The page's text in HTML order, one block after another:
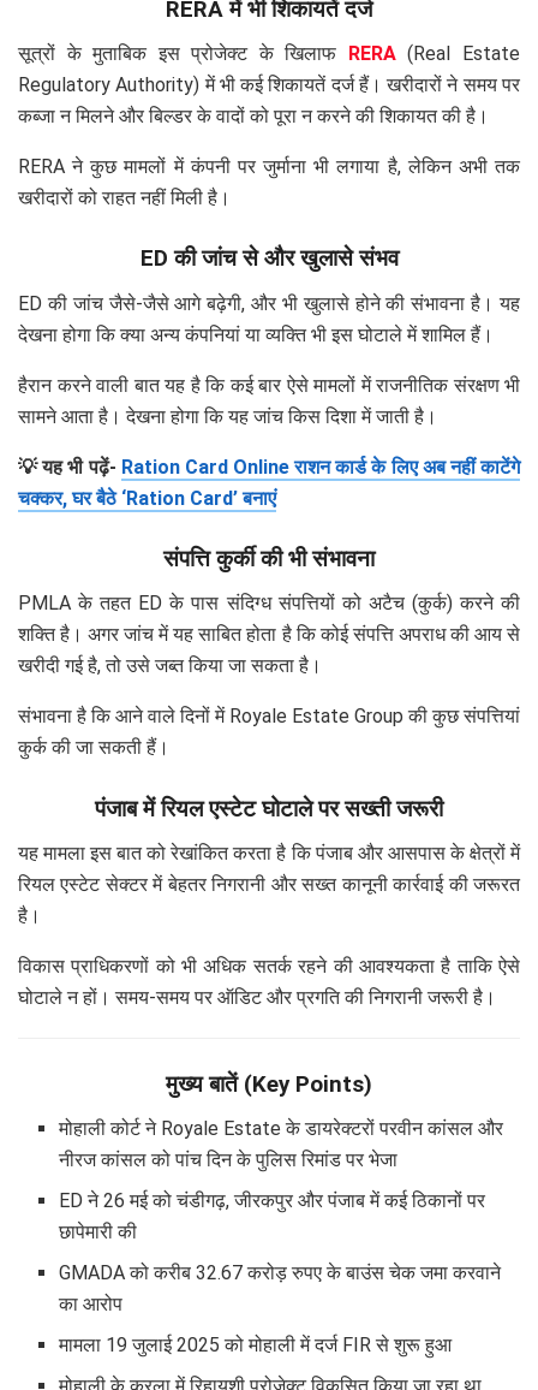
RERA में भी शिकायतें दर्ज
सूत्रों के मुताबिक इस प्रोजेक्ट के खिलाफ RERA(Real Estate
Regulatory Authority) में भी कई शिकायतें दर्ज हैं। खरीदारों ने समय पर
कब्जा न मिलने और बिल्डर के वादों को पूरा न करने की शिकायत की है।
RERA ने कुछ मामलों में कंपनी पर जुर्माना भी लगाया है, लेकिन अभी तक
खरीदारों को राहत नहीं मिली है।
ED की जांच से और खुलासे संभव
ED की जांच जैसे-जैसे आगे बढ़ेगी, और भी खुलासे होने की संभावना है। यह
देखना होगा कि क्या अन्य कंपनियां या व्यक्ति भी इस घोटाले में शामिल हैं।
हैरान करने वाली बात यह है कि कई बार ऐसे मामलों में राजनीतिक संरक्षण भी
सामने आता है। देखना होगा कि यह जांच किस दिशा में जाती है।
💡 यह भी पढ़ें- Ration Card Online राशन कार्ड के लिए अब नहीं काटेंगे
चक्कर, घर बैठे ‘Ration Card’ बनाएं
संपत्ति कुर्की की भी संभावना
PMLA के तहत ED के पास संदिग्ध संपत्तियों को अटैच (कुर्क) करने की
शक्ति है। अगर जांच में यह साबित होता है कि कोई संपत्ति अपराध की आय से
खरीदी गई है, तो उसे जब्त किया जा सकता है।
संभावना है कि आने वाले दिनों में Royale Estate Group की कुछ संपत्तियां
कुर्क की जा सकती हैं।
पंजाब में रियल एस्टेट घोटाले पर सख्ती जरूरी
यह मामला इस बात को रेखांकित करता है कि पंजाब और आसपास के क्षेत्रों में
रियल एस्टेट सेक्टर में बेहतर निगरानी और सख्त कानूनी कार्रवाई की जरूरत
है।
विकास प्राधिकरणों को भी अधिक सतर्क रहने की आवश्यकता है ताकि ऐसे
घोटाले न हों। समय-समय पर ऑडिट और प्रगति की निगरानी जरूरी है।
मुख्य बातें (Key Points)
मोहाली कोर्ट ने Royale Estate के डायरेक्टरों परवीन कांसल और
नीरज कांसल को पांच दिन के पुलिस रिमांड पर भेजा
ED ने 26 मई को चंडीगढ़, जीरकपुर और पंजाब में कई ठिकानों पर
छापेमारी की
GMADA को करीब 32.67 करोड़ रुपए के बाउंस चेक जमा करवाने
का आरोप
मामला 19 जुलाई 2025 को मोहाली में दर्ज FIR से शुरू हुआ